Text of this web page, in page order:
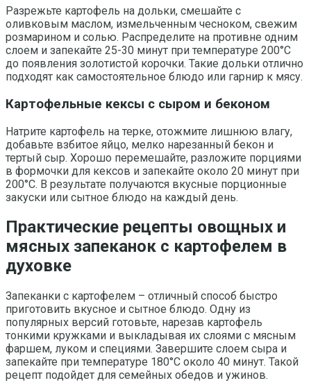
Разрежьте картофель на дольки, смешайте с
оливковым маслом, измельченным чесноком, свежим
розмарином и солью. Распределите на противне одним
слоем и запекайте 25-30 минут при температуре 200°C
до появления золотистой корочки. Такие дольки отлично
подходят как самостоятельное блюдо или гарнир к мясу.
Картофельные кексы с сыром и беконом
Натрите картофель на терке, отожмите лишнюю влагу,
добавьте взбитое яйцо, мелко нарезанный бекон и
тертый сыр. Хорошо перемешайте, разложите порциями
в формочки для кексов и запекайте около 20 минут при
200°C. В результате получаются вкусные порционные
закуски или сытное блюдо на каждый день.
Практические рецепты овощных и
мясных запеканок с картофелем в
духовке
Запеканки с картофелем – отличный способ быстро
приготовить вкусное и сытное блюдо. Одну из
популярных версий готовьте, нарезав картофель
тонкими кружками и выкладывая их слоями с мясным
фаршем, луком и специями. Завершите слоем сыра и
запекайте при температуре 180°C около 40 минут. Такой
рецепт подойдет для семейных обедов и ужинов.